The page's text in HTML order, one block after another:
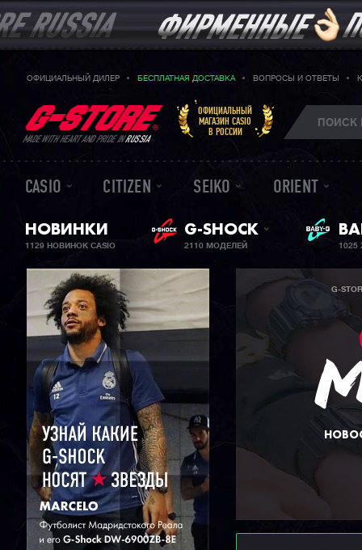
ОФИЦИАЛЬНЫЙ ДИЛЕР БЕСПЛАТНАЯ ДОСТАВКА ВОПРОСЫ И ОТВЕТЫ
MADE WITH HEART AND PRIDE INRUSSIA
ОФИЦИАЛЬНЫЙ
МАГАЗИН CASIO
В РОССИИ
CASIO CITIZEN SEIKO ORIENT
НОВИНКИ
1129 НОВИНОК CASIO
G-SHOCK
2110 МОДЕЛЕЙ
G-